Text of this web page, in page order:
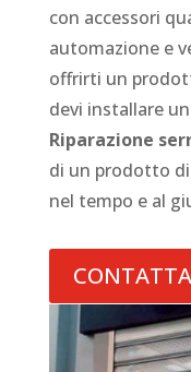
con accessori
automazione e
offrirti un
devi installare
Riparazione
di un prodotto
nel tempo e al